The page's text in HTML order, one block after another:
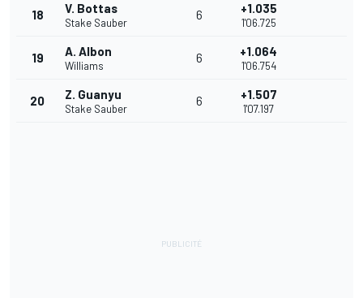
18 V. Bottas
Stake Sauber
6 +1.035
1'06.725
19 A. Albon
Williams
6 +1.064
1'06.754
20 Z. Guanyu
Stake Sauber
6 +1.507
1'07.197